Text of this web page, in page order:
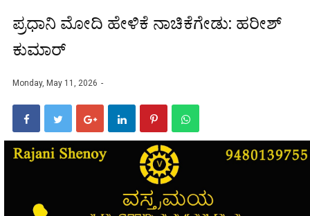
ಪ್ರಧಾನಿ ಮೋದಿ ಹೇಳಿಕೆ ನಾಚಿಕೆಗೇಡು: ಹರೀಶ್
ಕುಮಾರ್
Monday, May 11, 2026